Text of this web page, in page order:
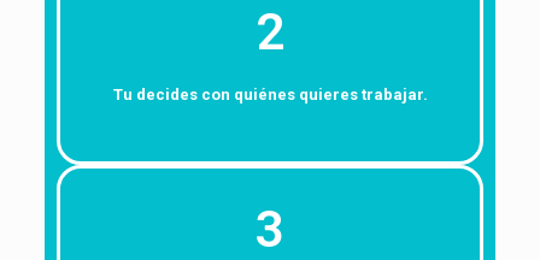
2
Tu decides con quiénes quieres trabajar.
3